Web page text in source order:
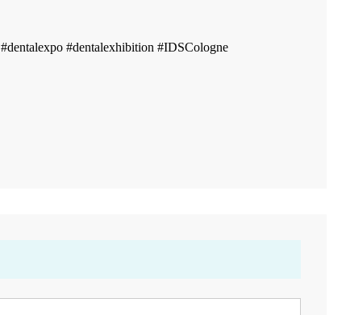
#dentalexhibition #IDSCologne